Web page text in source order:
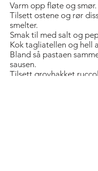
Varm opp fløte og smør.
Tilsett ostene og rør
smelter.
Smak til med salt og
Kok tagliatellen og hell
Bland så pastaen
sausen.
Tilsett grovhakket